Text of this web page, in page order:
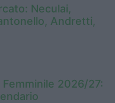
Neculai,
Andretti,
Femminile 2026/27: